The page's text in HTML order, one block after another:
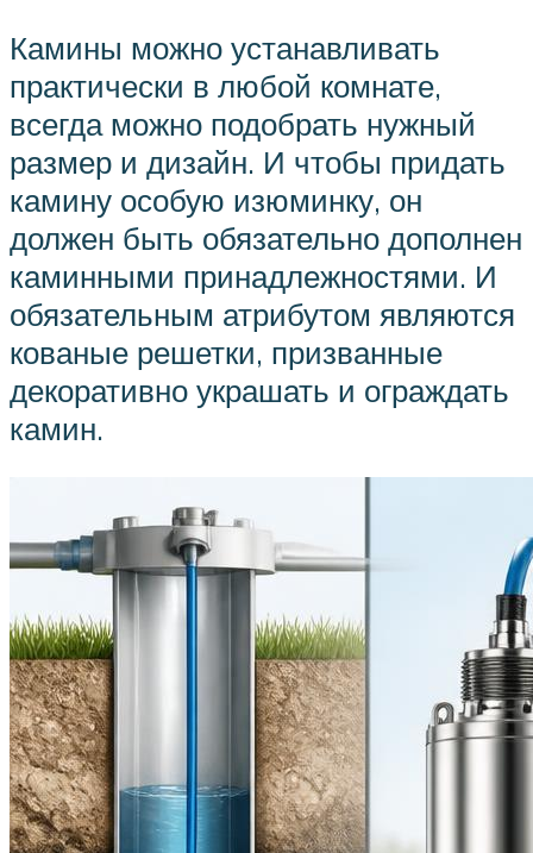
Камины можно устанавливать
практически в любой комнате,
всегда можно подобрать нужный
размер и дизайн. И чтобы придать
камину особую изюминку, он
должен быть обязательно дополнен
каминными принадлежностями. И
обязательным атрибутом являются
кованые решетки, призванные
декоративно украшать и ограждать
камин.